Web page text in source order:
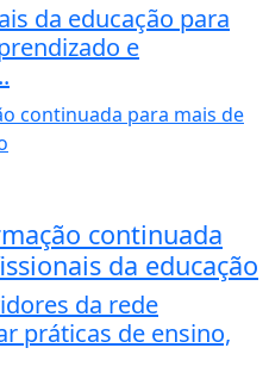
da educação para
e
continuada
da educação
da rede
práticas de ensino,